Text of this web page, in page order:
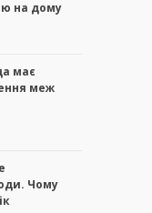
на дому
має
меж
Чому